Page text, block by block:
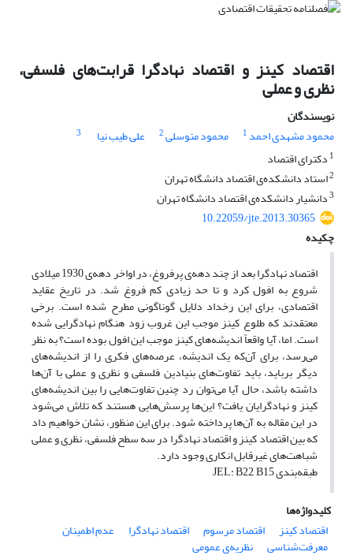
اقتصاد کینز و اقتصاد نهادگرا قرابت‌های فلسفی،
نظری و عملی
نویسندگان
محمود مشهدی احمد 1 محمود متوسلی2 علی طیب نیا
3
1 دکترای اقتصاد
2استاد دانشکده‌ی اقتصاد دانشگاه تهران
3دانش‍یار دانشکده‌ی اقتصاد دانشگاه تهران
10.22059/jte.2013.30365
چکیده
اقتصاد نهادگرا بعد از چند دهه‌ی پرفروغ، در اواخر دهه‌ی 1930 میلادی
شروع به افول کرد و تا حد زیادی کم فروغ شد. در تاریخ عقاید
اقتصادی، برای این رخداد دلایل گوناگونی مطرح شده است. برخی
معتقدند که طلوع کینز موجب این غروب زود هنگام نهادگرایی شده
است. اما، آیا واقعاً اندیشه‌های کینز موجب این افول بوده است؟ به نظر
می‌رسد، برای آن‌که یک اندیشه، عرصه‌های فکری را از اندیشه‌های
دیگر برباید، باید تفاوت‌های بنیادین فلسفی و نظری و عملی با آن‌ها
داشته باشد، حال آیا می‌توان رد چنین تفاوت‌هایی را بین اندیشه‌های
کینز و نهادگرایان یافت؟ این‌ها پرسش‌هایی هستند که تلاش می‌شود
در این مقاله به آن‌ها پرداخته شود. برای این منظور، نشان خواهیم داد
که بین اقتصاد کینز و اقتصاد نهادگرا در سه سطح فلسفی، نظری و عملی
شباهت‌های غیرقابل انکاری وجود دارد.
طبقه‌بندی JEL: B22, B15
کلیدواژه‌ها
اقتصاد کینز
اقتصاد مرسوم اقتصاد نهادگرا عدم اطمینان
معرفت‌شناسی
نظریه‌ی عمومی